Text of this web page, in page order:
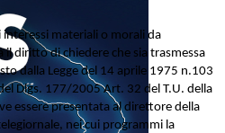
materiali o morali da
diritto di chiedere che sia trasmessa
dalla Legge del 14 aprile 1975 n.103
Dlgs. 177/2005 Art. 32 del T.U. della
essere presentata al direttore della
nei cui programmi la